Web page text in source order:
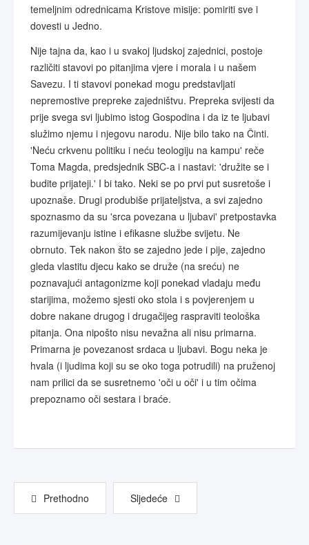
temeljnim odrednicama Kristove misije: pomiriti sve i
dovesti u Jedno.
Nije tajna da, kao i u svakoj ljudskoj zajednici, postoje
različiti stavovi po pitanjima vjere i morala i u našem
Savezu. I ti stavovi ponekad mogu predstavljati
nepremostive prepreke zajedništvu. Prepreka svijesti da
prije svega svi ljubimo istog Gospodina i da iz te ljubavi
služimo njemu i njegovu narodu. Nije bilo tako na Činti.
'Neću crkvenu politiku i neću teologiju na kampu' reče
Toma Magda, predsjednik SBC-a i nastavi: 'družite se i
budite prijateji.' I bi tako. Neki se po prvi put susretoše i
upoznaše. Drugi produbiše prijateljstva, a svi zajedno
spoznasmo da su 'srca povezana u ljubavi' pretpostavka
razumijevanju istine i efikasne službe svijetu. Ne
obrnuto. Tek nakon što se zajedno jede i pije, zajedno
gleda vlastitu djecu kako se druže (na sreću) ne
poznavajući antagonizme koji ponekad vladaju među
starijima, možemo sjesti oko stola i s povjerenjem u
dobre nakane drugog i drugačijeg raspraviti teološka
pitanja. Ona nipošto nisu nevažna ali nisu primarna.
Primarna je povezanost srdaca u ljubavi. Bogu neka je
hvala (i ljudima koji su se oko toga potrudili) na pruženoj
nam prilici da se susretnemo 'oči u oči' i u tim očima
prepoznamo oči sestara i braće.
Prethodno Sljedeće